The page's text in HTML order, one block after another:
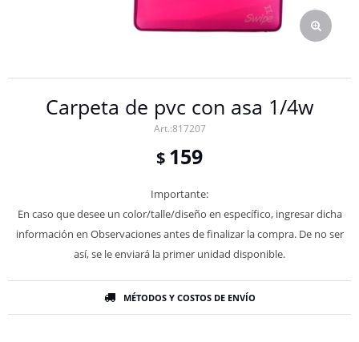
Carpeta de pvc con asa 1/4w
817207
$ 159
Importante:
En caso que desee un color/talle/diseño en específico, ingresar dicha
información en Observaciones antes de finalizar la compra. De no ser
así, se le enviará la primer unidad disponible.
MÉTODOS Y COSTOS DE ENVÍO